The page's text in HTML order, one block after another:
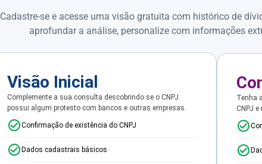
Cadastre-se e acesse uma visão gratuita com histórico de
aprofundar a análise, personalize com informações
Visão Inicial
Complemente a sua consulta descobrindo se o CNPJ
possui algum protesto com bancos e outras empresas.
Confirmação de existência do CNPJ
Dados cadastrais básicos
Tenha
CNPJ